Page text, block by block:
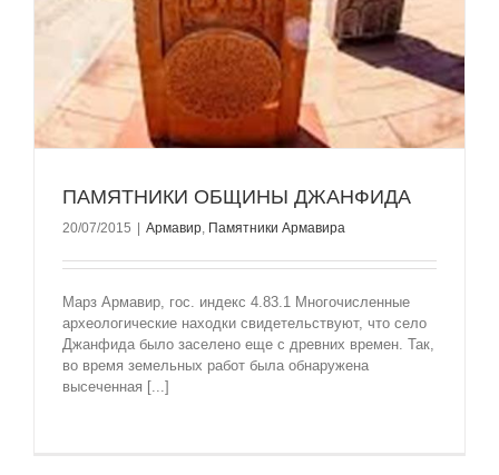
ПАМЯТНИКИ ОБЩИНЫ ДЖАНФИДА
20/07/2015 Армавир, Памятники Армавира
Марз Армавир, гос. индекс 4.83.1 Многочисленные
археологические находки свидетельствуют, что село
Джанфида было заселено еще с древних времен. Так,
во время земельных работ была обнаружена
высеченная [...]